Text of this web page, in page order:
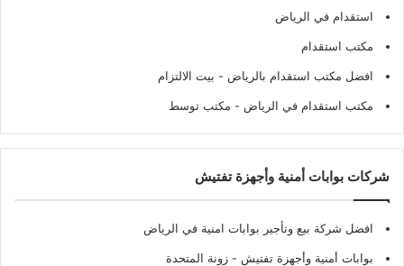
استقدام في الرياض
مكتب استقدام
افضل مكتب استقدام بالرياض - بيت الالتزام
مكتب استقدام في الرياض - مكتب توسط
شركات بوابات أمنية وأجهزة تفتيش
افضل شركة بيع وتأجير بوابات امنية في الرياض
بوابات أمنية وأجهزة تفتيش - زونة المتحدة